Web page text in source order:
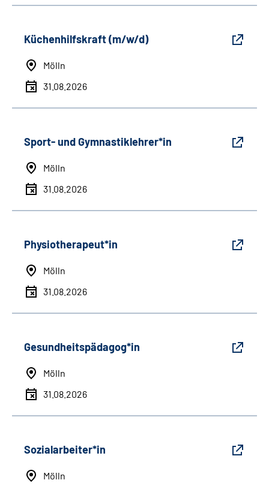
Küchenhilfskraft (m/w/d)
Mölln
31.08.2026
Sport- und Gymnastiklehrer*in
Mölln
31.08.2026
Physiotherapeut*in
Mölln
31.08.2026
Gesundheitspädagog*in
Mölln
31.08.2026
Sozialarbeiter*in
Mölln